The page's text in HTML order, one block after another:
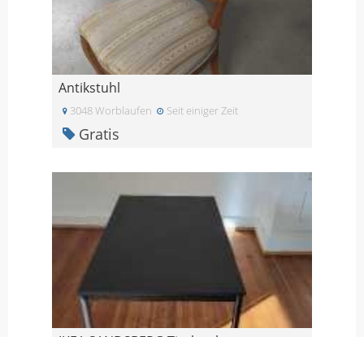
Antikstuhl
3048 Worblaufen Seit einiger Zeit
Gratis